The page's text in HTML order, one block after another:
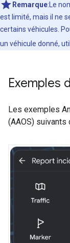
Remarque:Le
est limité, mais il ne
certains véhicules.
un véhicule donné,
Exemples
Les exemples
(AAOS)